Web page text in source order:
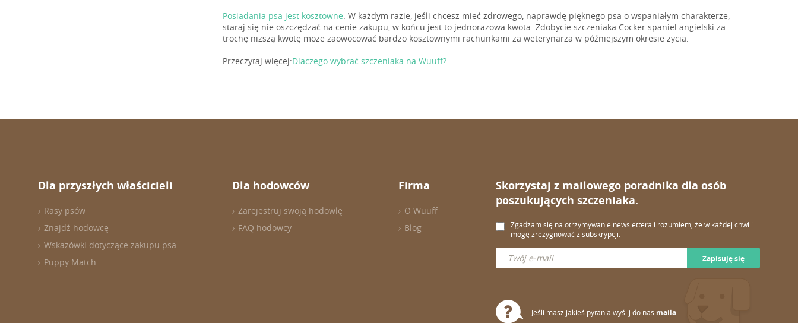
Posiadania psa jest kosztowne. W każdym razie, jeśli chcesz mieć zdrowego, naprawdę pięknego psa o wspaniałym charakterze,
staraj się nie oszczędzać na cenie zakupu, w końcu jest to jednorazowa kwota. Zdobycie szczeniaka Cocker spaniel angielski za
trochę niższą kwotę może zaowocować bardzo kosztownymi rachunkami za weterynarza w późniejszym okresie życia.
Przeczytaj więcej:Dlaczego wybrać szczeniaka na Wuuff?
Dla przyszłych właścicieli
Rasy psów
Znajdź hodowcę
Wskazówki dotyczące zakupu psa
Puppy Match
Dla hodowców
Zarejestruj swoją hodowlę
FAQ hodowcy
Firma
O Wuuff
Blog
Skorzystaj z mailowego poradnika dla osób
poszukujących szczeniaka.
Zgadzam się na otrzymywanie newslettera i rozumiem, że w każdej chwili
mogę zrezygnować z subskrypcji.
Zapisuję się
Jeśli masz jakieś pytania wyślij do nas maila.